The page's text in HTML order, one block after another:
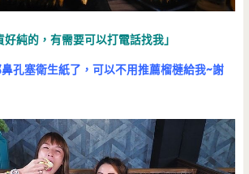
純的，有需要可以打電話找我」
孔塞衛生紙了，可以不用推薦榴槤給我~謝